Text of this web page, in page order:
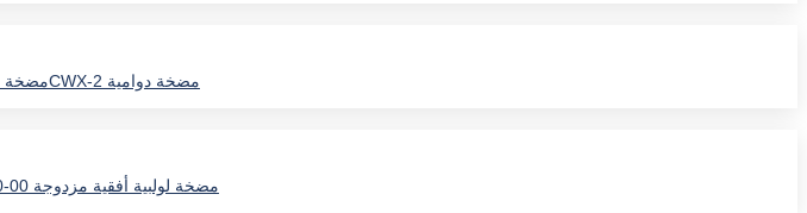
مضخة الطرد المركزي البحرية 1.5CWX-2 مضخة دوامية
Huaiang Jiangyin 2LB3-900-00 مضخة لولبية أفقية مزدوجة